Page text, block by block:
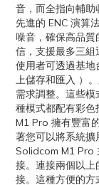
音，而全指向輔
先進的 ENC 演算
噪音，確保高品
信，支援最多三組
使用者可透過基
上儲存和匯入 ）
需求調整。這些
種模式都配有彩
M1 Pro 擁有豐富
著您可以將系統
Solidcom M1 Pro
接。連接兩個以上
接。這種方便的